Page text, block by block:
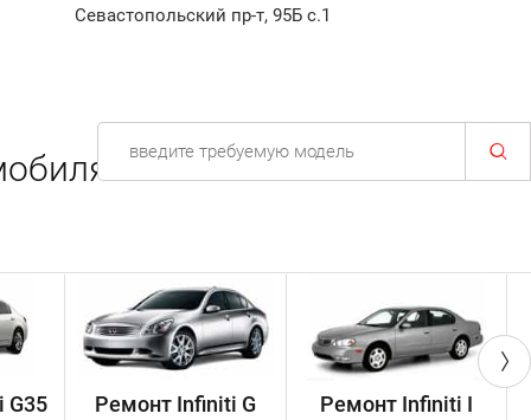
Севастопольский пр-т, 95Б с.1
G35 Ремонт Infiniti G Ремонт Infiniti I